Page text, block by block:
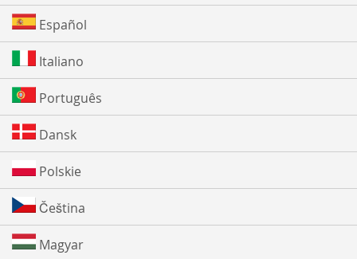
Español
Italiano
Português
Dansk
Polskie
Čeština
Magyar